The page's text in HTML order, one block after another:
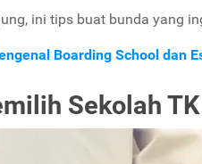
ini tips buat bunda yang
Boarding School dan
Sekolah